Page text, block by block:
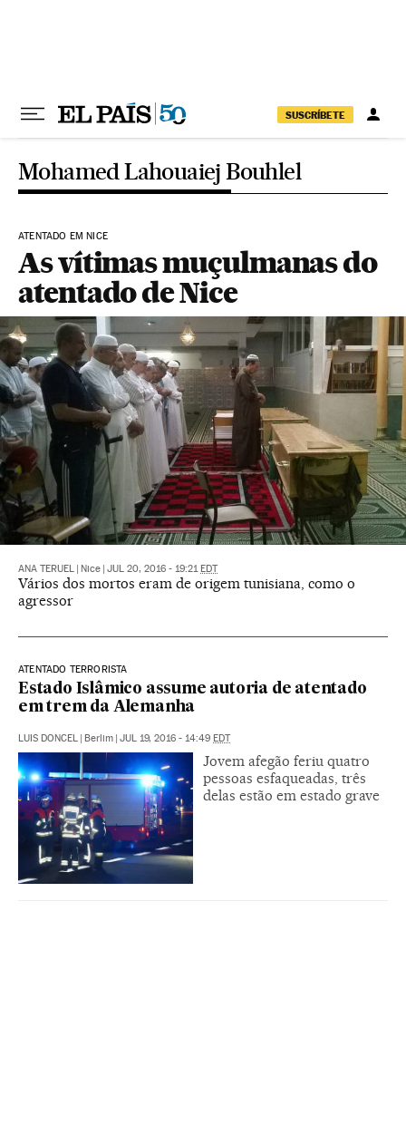
SUSCRÍBETE
Mohamed Lahouaiej Bouhlel
ATENTADO EM NICE
As vítimas muçulmanas do
atentado de Nice
ANA TERUEL Nice JUL 20, 2016 - 19:21 EDT
Vários dos mortos eram de origem tunisiana, como o
agressor
ATENTADO TERRORISTA
Estado Islâmico assume autoria de atentado
em trem da Alemanha
LUIS DONCEL Berlim JUL 19, 2016 - 14:49 EDT
Jovem afegão feriu quatro
pessoas esfaqueadas, três
delas estão em estado grave